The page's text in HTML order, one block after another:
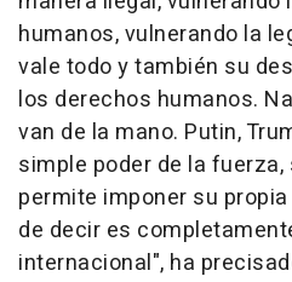
humanos, vulnerando la
vale todo y también su
los derechos humanos.
van de la mano. Putin,
simple poder de la
permite imponer su
de decir es
internacional", ha